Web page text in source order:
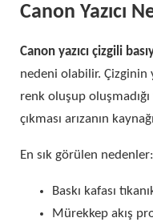
Canon Yazıcı
Canon yazıcı çizgili
nedeni olabilir. Çizginin
renk oluşup
çıkması arızanın
En sık görülen nedenler:
Baskı kafası
Mürekkep akış